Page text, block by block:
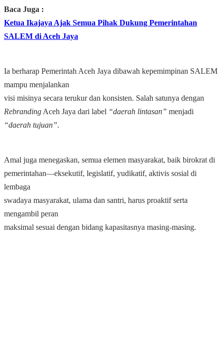
Baca Juga :
Ketua Ikajaya Ajak Semua Pihak Dukung Pemerintahan
SALEM di Aceh Jaya
Ia berharap Pemerintah Aceh Jaya dibawah kepemimpinan SALEM
mampu menjalankan
visi misinya secara terukur dan konsisten. Salah satunya dengan
Rebranding Aceh Jaya dari label “daerah lintasan” menjadi
“daerah tujuan”.
Amal juga menegaskan, semua elemen masyarakat, baik birokrat di
pemerintahan―eksekutif, legislatif, yudikatif, aktivis sosial di
lembaga
swadaya masyarakat, ulama dan santri, harus proaktif serta
mengambil peran
maksimal sesuai dengan bidang kapasitasnya masing-masing.